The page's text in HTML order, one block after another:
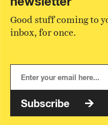
Good stuff coming to
inbox, for once.
Subscribe